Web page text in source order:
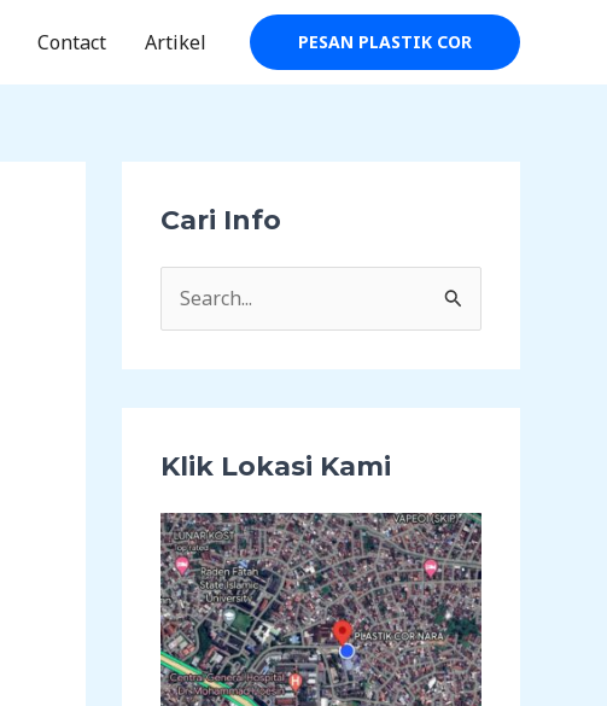
Contact Artikel PESAN PLASTIK COR
Cari Info
u
t
u
k
:
Klik Lokasi Kami